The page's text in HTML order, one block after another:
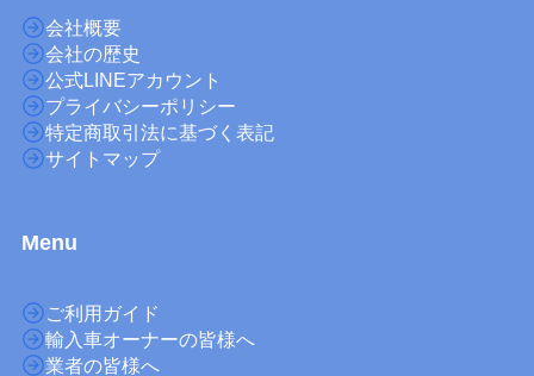
会社概要
会社の歴史
公式LINEアカウント
プライバシーポリシー
特定商取引法に基づく表記
サイトマップ
Menu
ご利用ガイド
輸入車オーナーの皆様へ
業者の皆様へ